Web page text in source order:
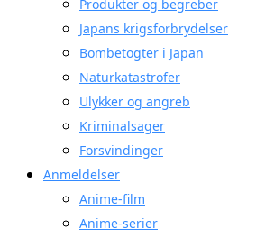
Produkter og begreber
Japans krigsforbrydelser
Bombetogter i Japan
Naturkatastrofer
Ulykker og angreb
Kriminalsager
Forsvindinger
Anmeldelser
Anime-film
Anime-serier